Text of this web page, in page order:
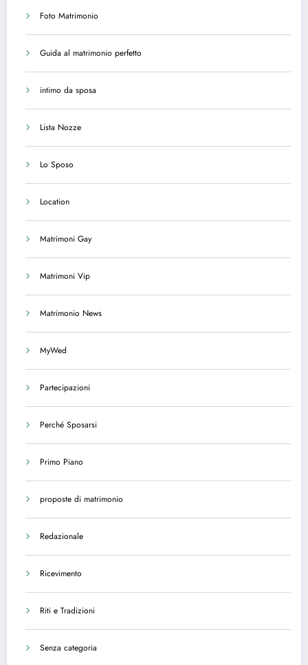
Foto Matrimonio
Guida al matrimonio perfetto
intimo da sposa
Lista Nozze
Lo Sposo
Location
Matrimoni Gay
Matrimoni Vip
Matrimonio News
MyWed
Partecipazioni
Perché Sposarsi
Primo Piano
proposte di matrimonio
Redazionale
Ricevimento
Riti e Tradizioni
Senza categoria